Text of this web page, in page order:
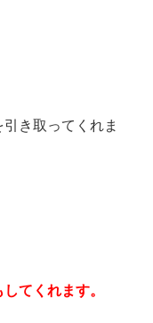
き取ってくれま
てくれます。